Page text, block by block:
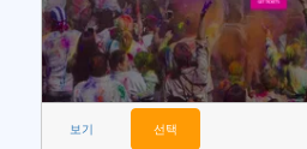
보기 선택